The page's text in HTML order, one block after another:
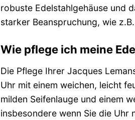
robuste Edelstahlgehäuse und
starker Beanspruchung, wie
Wie pflege ich meine
Die Pflege Ihrer Jacques
Uhr mit einem weichen, leicht
milden Seifenlauge und einem
insbesondere wenn Sie die Uhr